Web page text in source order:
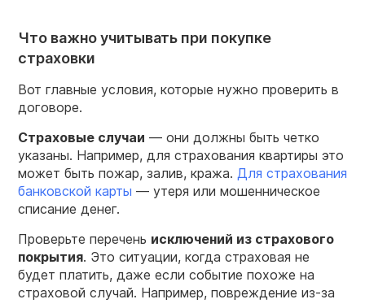
Что важно учитывать при покупке
страховки
Вот главные условия, которые нужно проверить в
договоре.
Страховые случаи — они должны быть четко
указаны. Например, для страхования квартиры это
может быть пожар, залив, кража. Для страхования
банковской карты — утеря или мошенническое
списание денег.
Проверьте перечень исключений из страхового
покрытия. Это ситуации, когда страховая не
будет платить, даже если событие похоже на
страховой случай. Например, повреждение из-за